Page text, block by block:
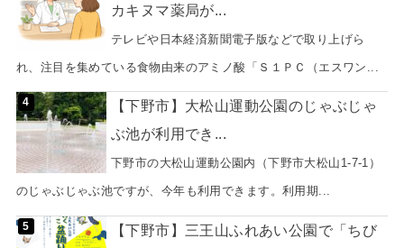
カキヌマ薬局が...
テレビや日本経済新聞電子版などで取り上げら
れ、注目を集めている食物由来のアミノ酸「Ｓ１ＰＣ（エスワン...
【下野市】大松山運動公園のじゃぶじゃ
ぶ池が利用でき...
下野市の大松山運動公園内（下野市大松山1-7-1）
のじゃぶじゃぶ池ですが、今年も利用できます。利用期...
【下野市】三王山ふれあい公園で「ちび